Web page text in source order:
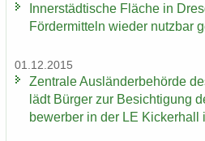
In­ner­städ­ti­sche Flä­che in
För­der­mit­teln wie­der nutz­bar
01.12.2015
Zen­tra­le Aus­län­der­be­hör­de
lädt Bür­ger zur Be­sich­ti­gung
be­wer­ber in der LE